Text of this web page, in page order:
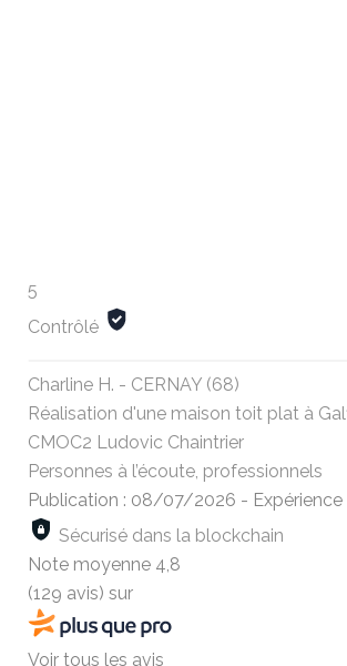
5
Contrôlé
Charline H. - CERNAY (68)
Réalisation d'une maison toit plat à
CMOC2 Ludovic Chaintrier
Personnes à l’écoute, professionnels
Publication : 08/07/2026 -
Sécurisé dans la blockchain
Note moyenne 4,8
(129 avis) sur
Voir tous les avis